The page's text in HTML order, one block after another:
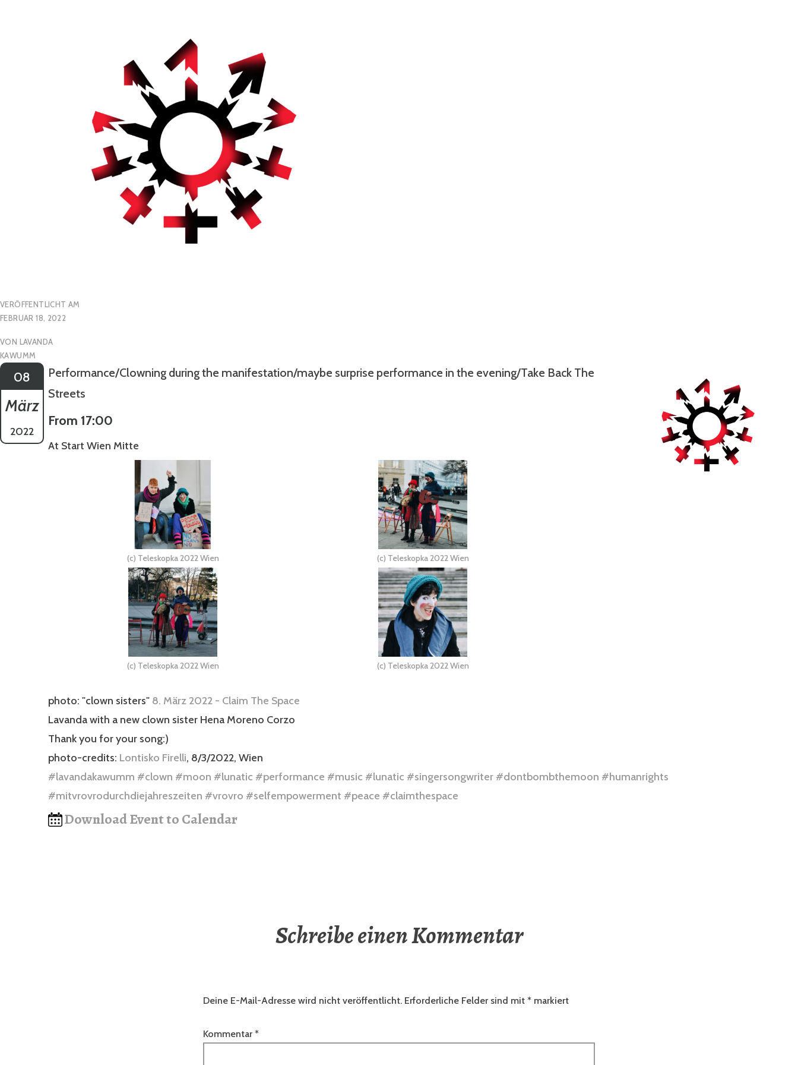
VERÖFFENTLICHT AM
FEBRUAR 18, 2022
VON LAVANDA
KAWUMM
08
März
2022
Performance/Clowning during the manifestation/maybe surprise performance in the evening/Take Back The
Streets
From 17:00
At Start Wien Mitte
(c) Teleskopka 2022 Wien (c) Teleskopka 2022 Wien
(c) Teleskopka 2022 Wien (c) Teleskopka 2022 Wien
photo: "clown sisters" 8. März 2022 - Claim The Space
Lavanda with a new clown sister Hena Moreno Corzo
Thank you for your song:)
photo-credits: Lontisko Firelli, 8/3/2022, Wien
#lavandakawumm #clown #moon #lunatic #performance #music #lunatic #singersongwriter #dontbombthemoon #humanrights
#mitvrovrodurchdiejahreszeiten #vrovro #selfempowerment #peace #claimthespace
Download Event to Calendar
Schreibe einen Kommentar
Deine E-Mail-Adresse wird nicht veröffentlicht. Erforderliche Felder sind mit * markiert
Kommentar *